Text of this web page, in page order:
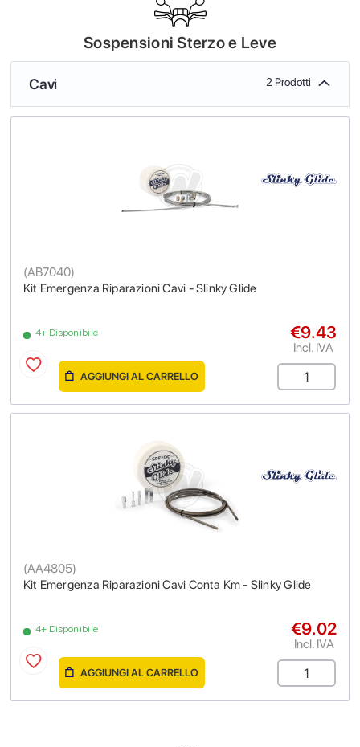
Sospensioni Sterzo e Leve
Cavi 2 Prodotti
Kit Emergenza Riparazioni Cavi - Slinky Glide
(AB7040)
4+ Disponibile €9.43
Incl. IVA
AGGIUNGI AL CARRELLO
Kit Emergenza Riparazioni Cavi Conta Km - Slinky Glide
(AA4805)
4+ Disponibile €9.02
Incl. IVA
AGGIUNGI AL CARRELLO